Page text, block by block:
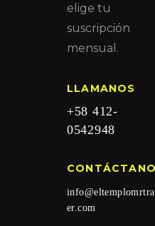
elige tu
suscripción
mensual.
LLAMANOS
+58 412-
0542948
er.com